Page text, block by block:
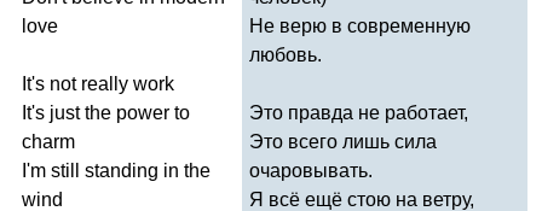
love
It's not really work
It's just the power to
charm
I'm still standing in the
wind
Не верю в современную
любовь.
Это правда не работает,
Это всего лишь сила
очаровывать.
Я всё ещё стою на ветру,